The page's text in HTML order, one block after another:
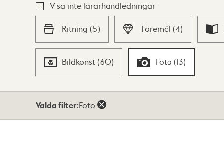
Visa inte lärarhandledningar
Ritning (5) Föremål (4)
Bildkonst (60) Foto (13)
Valda filter:Foto